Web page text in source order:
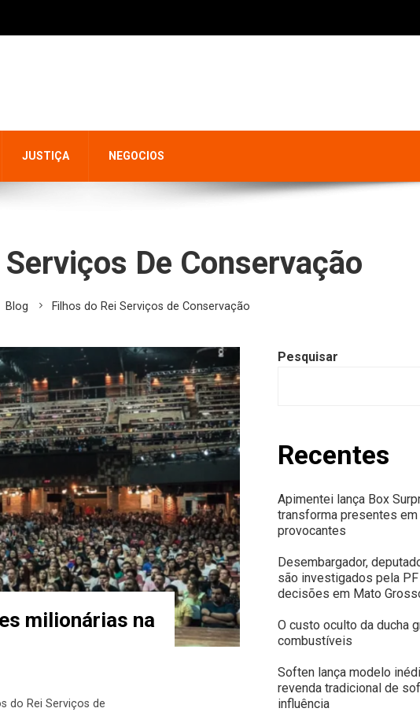
JUSTIÇA NEGOCIOS
De Conservação
Blog Filhos do Rei Serviços de Conservação
milionárias na
do Rei Serviços de
Pesquisar
Recentes
Apimentei lança Box
transforma presentes
provocantes
Desembargador,
são investigados pela
decisões em Mato
O custo oculto da ducha
combustíveis
Soften lança modelo
revenda tradicional de
influência